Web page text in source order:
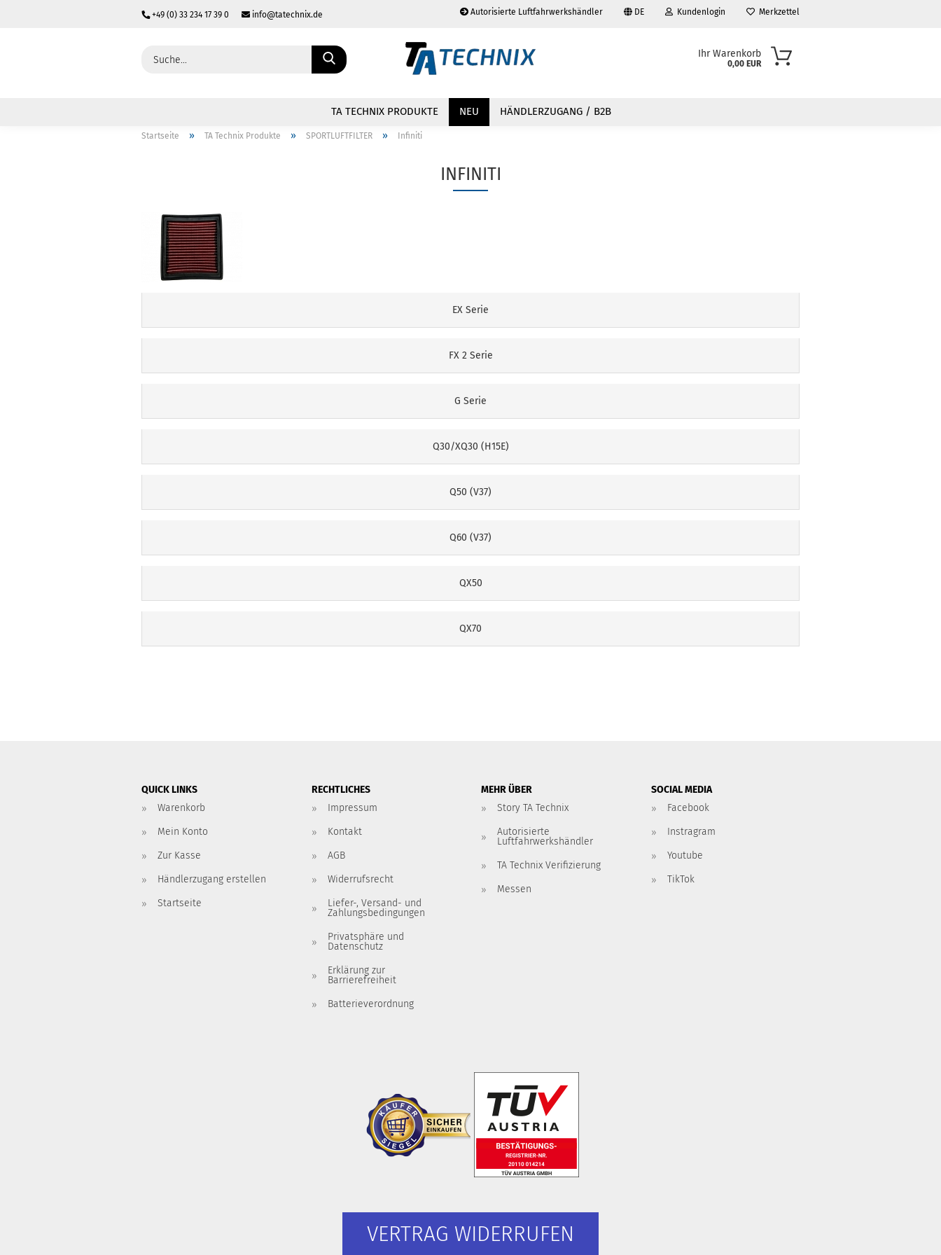
+49 (0) 33 234 17 39 0 info@tatechnix.de Autorisierte Luftfahrwerkshändler DE
Sprache auswählen
Kundenlogin Merkzettel
Ihr Warenkorb
0,00 EUR
TA TECHNIX PRODUKTE NEU HÄNDLERZUGANG / B2B
Startseite » TA Technix Produkte » SPORTLUFTFILTER » Infiniti
INFINITI
EX Serie
FX 2 Serie
G Serie
Q30/XQ30 (H15E)
Q50 (V37)
Q60 (V37)
QX50
QX70
QUICK LINKS
Warenkorb
Mein Konto
Zur Kasse
Händlerzugang erstellen
Startseite
RECHTLICHES
Impressum
Kontakt
AGB
Widerrufsrecht
Liefer-, Versand- und
Zahlungsbedingungen
Privatsphäre und
Datenschutz
Erklärung zur
Barrierefreiheit
Batterieverordnung
MEHR ÜBER
Story TA Technix
Autorisierte
Luftfahrwerkshändler
TA Technix Verifizierung
Messen
SOCIAL MEDIA
Facebook
Instragram
Youtube
TikTok
VERTRAG WIDERRUFEN